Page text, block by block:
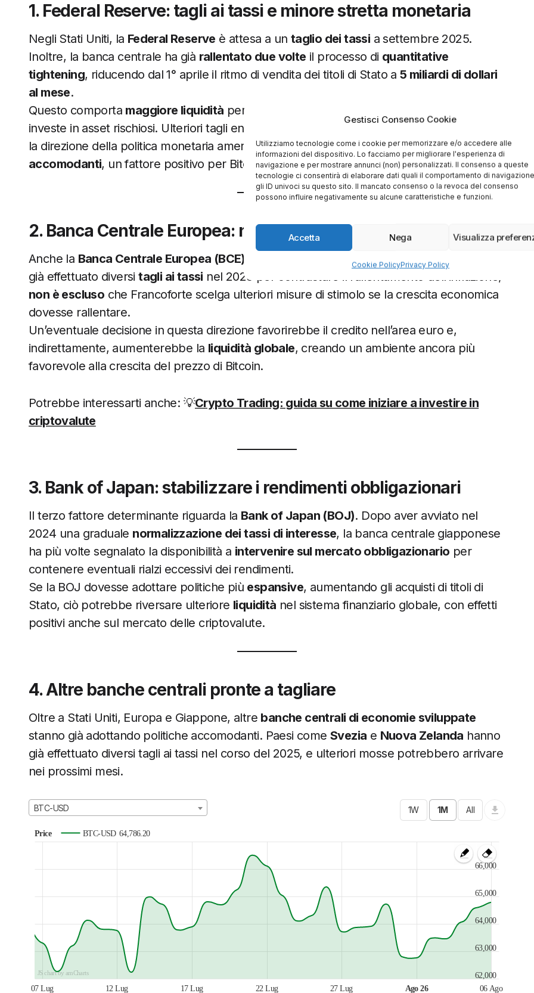
Gestisci Consenso Cookie
Utilizziamo tecnologie come i cookie per memorizzare e/o accedere alle
informazioni del dispositivo. Lo facciamo per migliorare l'esperienza di
navigazione e per mostrare annunci (non) personalizzati. Il consenso a queste
tecnologie ci consentirà di elaborare dati quali il comportamento di
gli ID univoci su questo sito. Il mancato consenso o la revoca del consenso
possono influire negativamente su alcune caratteristiche e funzioni.
Accetta Nega Visualizza
Cookie PolicyPrivacy Policy
1. Federal Reserve: tagli ai tassi e minore stretta monetaria
Negli Stati Uniti, la Federal Reserve è attesa a un taglio dei tassi a settembre 2025.
Inoltre, la banca centrale ha già rallentato due volte il processo di quantitative
tightening, riducendo dal 1° aprile il ritmo di vendita dei titoli di Stato a5 miliardi di dollari
al mese.
Questo comporta maggiore liquidità per le banche e minori costi opportunità per chi
investe in asset rischiosi. Ulteriori tagli entro fine anno restano possibili e, nel complesso,
la direzione della politica monetaria americana sembra orientata verso condizionipiù
accomodanti, un fattore positivo per Bitcoin.
2. Banca Centrale Europea: nuovi stimoli possibili
Anche la Banca Centrale Europea (BCE)
potrebbe giocare un ruolo cruciale. Dopo aver
già effettuato diversitagli ai tassi nel 2025 per contrastare il rallentamento dell’inflazione,
non è escluso che Francoforte scelga ulteriori misure di stimolo se la crescita economica
dovesse rallentare.
Un’eventuale decisione in questa direzione favorirebbe il credito nell’area euro e,
indirettamente, aumenterebbe la liquidità globale, creando un ambiente ancora più
favorevole alla crescita del prezzo di Bitcoin.
Potrebbe interessarti anche: 💡Crypto Trading: guida su come iniziare a investire in
criptovalute
3. Bank of Japan: stabilizzare i rendimenti obbligazionari
Il terzo fattore determinante riguarda la Bank of Japan (BOJ). Dopo aver avviato nel
2024 una graduale normalizzazione dei tassi di interesse, la banca centrale giapponese
ha più volte segnalato la disponibilità a intervenire sul mercato obbligazionario per
contenere eventuali rialzi eccessivi dei rendimenti.
Se la BOJ dovesse adottare politiche più espansive, aumentando gli acquisti di titoli di
Stato, ciò potrebbe riversare ulteriore liquidità nel sistema finanziario globale, con effetti
positivi anche sul mercato delle criptovalute.
4. Altre banche centrali pronte a tagliare
Oltre a Stati Uniti, Europa e Giappone, altre banche centrali di economie sviluppate
stanno già adottando politiche accomodanti. Paesi come Svezia e Nuova Zelanda hanno
già effettuato diversi tagli ai tassi nel corso del 2025, e ulteriori mosse potrebbero arrivare
nei prossimi mesi.
BTC-USD
Price BTC-USD 64,786.20
07 Lug 12 Lug 17 Lug 22 Lug 27 Lug Ago 26 06 Ago
62,000
63,000
64,000
65,000
66,000
JS chart by amCharts